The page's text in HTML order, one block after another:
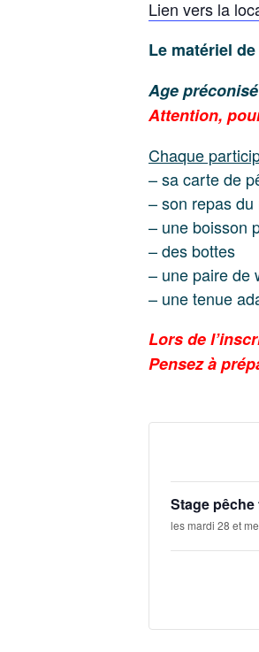
Lien vers la
Le matériel
Age
Attention,
Chaque
– sa carte de
– son repas du
– une boisson
– des bottes
– une paire de
– une tenue
Lors de
Pensez à
Stage
les mardi 28 et